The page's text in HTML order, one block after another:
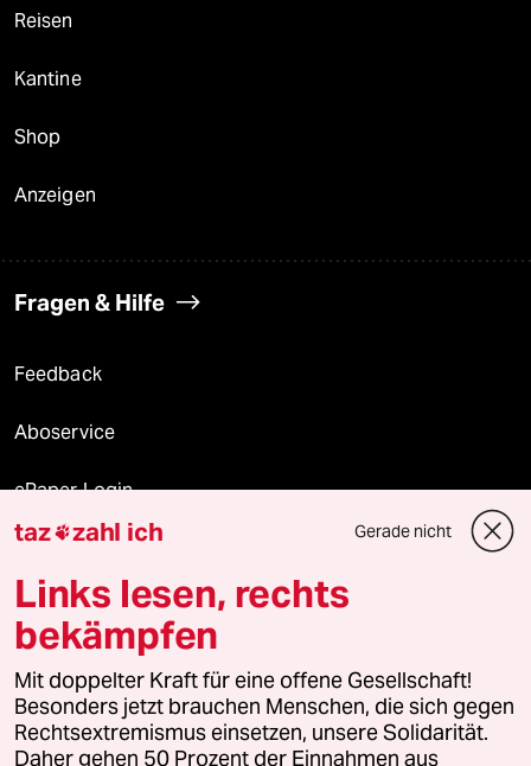
Reisen
Kantine
Shop
Anzeigen
Fragen & Hilfe
Feedback
Aboservice
ePaper Login
Downloads für Abonnierende
© 2026 taz Verlags und Vertriebs GmbH
Alle Rechte vorbehalten. Bei rechtlichen Fragen oder für Genehmigungen
wenden Sie sich bitte an
lizenzen@taz.de
taz zahl ich Gerade nicht
Links lesen, rechts
bekämpfen
Mit doppelter Kraft für eine offene Gesellschaft!
Besonders jetzt brauchen Menschen, die sich gegen
Rechtsextremismus einsetzen, unsere Solidarität.
Daher gehen 50 Prozent der Einnahmen aus